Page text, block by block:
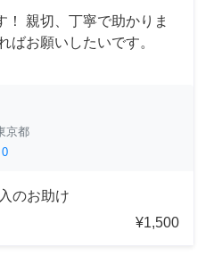
！ 親切、丁寧で助かりま
ばお願いしたいです。
京都
0
のお助け
¥1,500